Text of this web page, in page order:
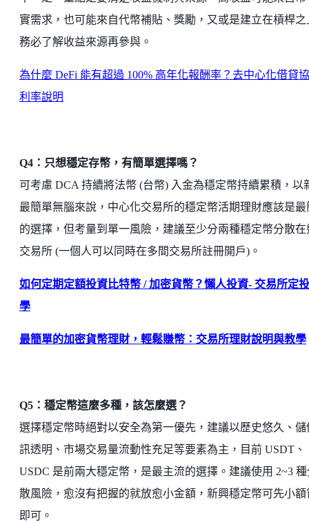
實需求，也可能來自代幣補貼、獎勵，又或是建立在槓桿之
務必了解收益來源再參與。
為什麼 DeFi 能有超過 100% 高年化報酬率？去中心化借貸
利率說明
Q4：只想穩定存幣，有簡單選擇嗎？
可考慮 DCA 持續將法幣 (台幣) 入金為穩定幣持續累積，以
最簡單無腦來說，中心化交易所的穩定幣活期理財應該是最
的選擇，但考量到單一風險，建議至少分兩種穩定幣分散在
交易所 (一個人可以同時在多間交易所註冊開戶)。
如何定期定額投資比特幣 / 加密貨幣？懶人投資- 交易所定
學
最簡單的加密貨幣理財，輕鬆賺幣：交易所理財說明與教學
Q5：穩定幣這麼多種，該怎麼選？
選擇穩定幣時絕對以安全為第一優先，建議以歷史悠久、儲
訊透明、市場交易量流動性充足等要素為主，目前 USDT、
USDC 是前兩大穩定幣，是最主流的選擇。建議使用 2~3 種
散風險，愈沒有把握的就放愈小金額，新興穩定幣可先小額
即可。